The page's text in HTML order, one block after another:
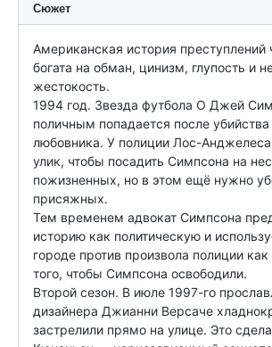
Сюжет
Американская история преступлений
богата на обман, цинизм, глупость и
жестокость.
1994 год. Звезда футбола О Джей
поличным попадается после
любовника. У полиции Лос-Анджелеса
улик, чтобы посадить Симпсона на
пожизненных, но в этом ещё нужно
присяжных.
Тем временем адвокат Симпсона
историю как политическую и
городе против произвола полиции
того, чтобы Симпсона освободили.
Второй сезон. В июле 1997-го
дизайнера Джианни Версаче
застрелили прямо на улице. Это